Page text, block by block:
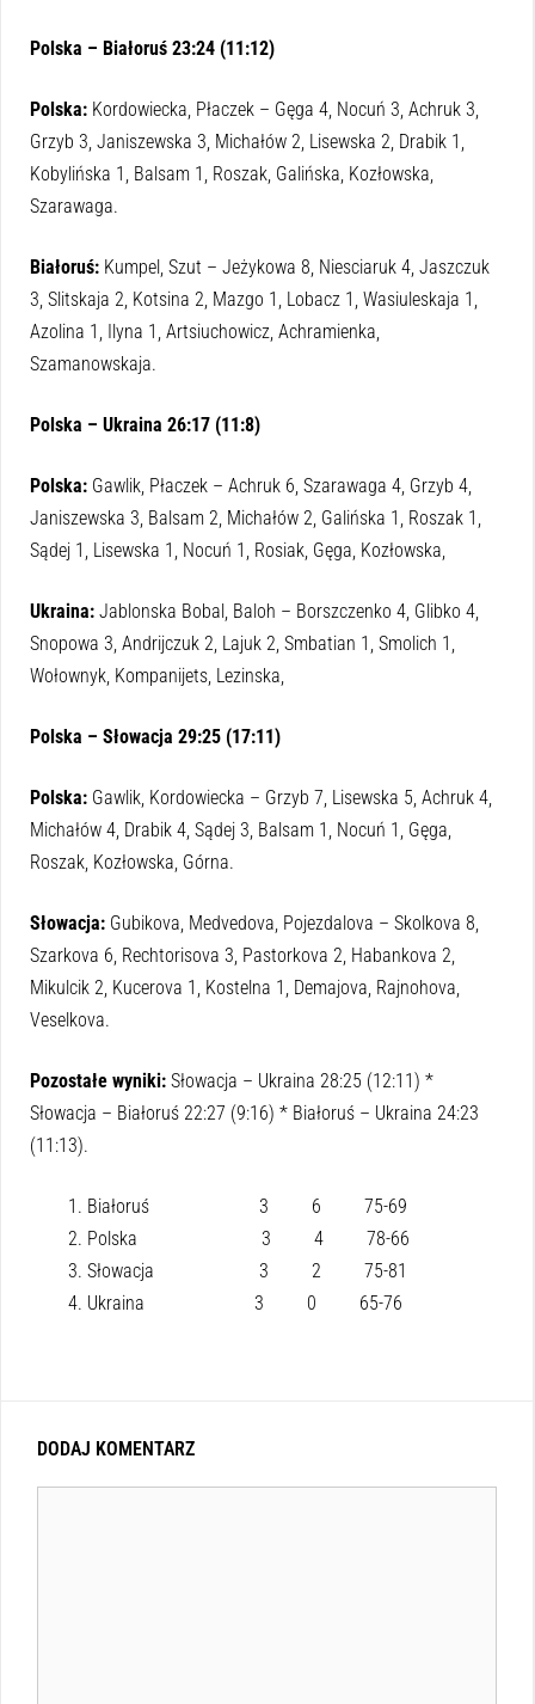
Polska – Białoruś 23:24 (11:12)
Polska: Kordowiecka, Płaczek – Gęga 4, Nocuń 3, Achruk 3,
Grzyb 3, Janiszewska 3, Michałów 2, Lisewska 2, Drabik 1,
Kobylińska 1, Balsam 1, Roszak, Galińska, Kozłowska,
Szarawaga.
Białoruś: Kumpel, Szut – Jeżykowa 8, Niesciaruk 4, Jaszczuk
3, Slitskaja 2, Kotsina 2, Mazgo 1, Lobacz 1, Wasiuleskaja 1,
Azolina 1, Ilyna 1, Artsiuchowicz, Achramienka,
Szamanowskaja.
Polska – Ukraina 26:17 (11:8)
Polska: Gawlik, Płaczek – Achruk 6, Szarawaga 4, Grzyb 4,
Janiszewska 3, Balsam 2, Michałów 2, Galińska 1, Roszak 1,
Sądej 1, Lisewska 1, Nocuń 1, Rosiak, Gęga, Kozłowska,
Ukraina: Jablonska Bobal, Baloh – Borszczenko 4, Glibko 4,
Snopowa 3, Andrijczuk 2, Lajuk 2, Smbatian 1, Smolich 1,
Wołownyk, Kompanijets, Lezinska,
Polska – Słowacja 29:25 (17:11)
Polska: Gawlik, Kordowiecka – Grzyb 7, Lisewska 5, Achruk 4,
Michałów 4, Drabik 4, Sądej 3, Balsam 1, Nocuń 1, Gęga,
Roszak, Kozłowska, Górna.
Słowacja: Gubikova, Medvedova, Pojezdalova – Skolkova 8,
Szarkova 6, Rechtorisova 3, Pastorkova 2, Habankova 2,
Mikulcik 2, Kucerova 1, Kostelna 1, Demajova, Rajnohova,
Veselkova.
Pozostałe wyniki: Słowacja – Ukraina 28:25 (12:11) *
Słowacja – Białoruś 22:27 (9:16) * Białoruś – Ukraina 24:23
(11:13).
Białoruś 3 6 75-69
Polska 3 4 78-66
Słowacja 3 2 75-81
Ukraina 3 0 65-76
DODAJ KOMENTARZ